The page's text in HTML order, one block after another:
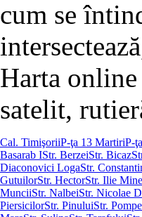
cum se
Harta online
satelit,
Cal. TimişoriiP-ţa 13 MartiriP-
Basarab IStr. BerzeiStr. Bicaz
Diaconovici LogaStr.
GutuilorStr. HectorStr. Ilie
MunciiStr. NalbeiStr. Nicolae
PiersicilorStr. PinuluiStr.